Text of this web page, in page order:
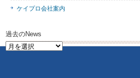
ケイプロ会社案内
過去のNews
過